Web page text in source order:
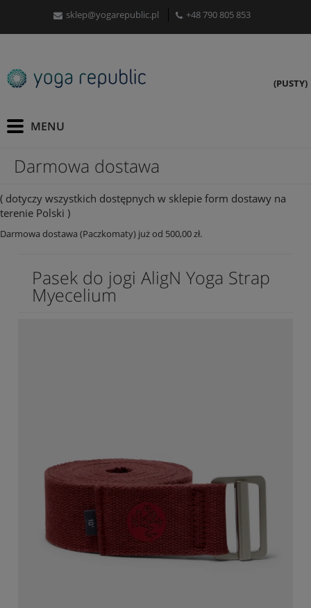
sklep@yogarepublic.pl +48 790 805 853
(PUSTY)
Darmowa dostawa
( dotyczy wszystkich dostępnych w sklepie form dostawy na
terenie Polski )
Darmowa dostawa (Paczkomaty) już od 500,00 zł.
Pasek do jogi AligN Yoga Strap
Myecelium